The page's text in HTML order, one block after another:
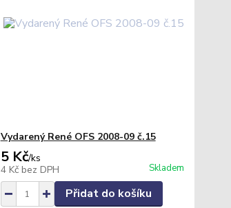
Vydarený René OFS 2008-09 č.15
5 Kč/ks
4 Kč bez DPH Skladem
Přidat do košíku